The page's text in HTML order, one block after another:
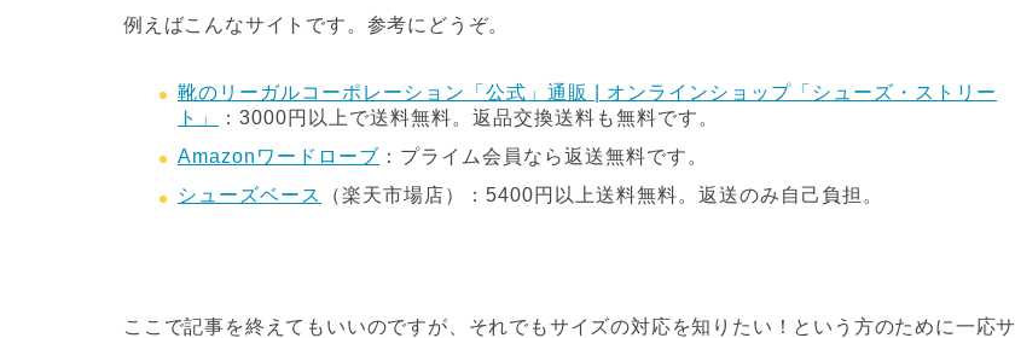
例えばこんなサイトです。参考にどうぞ。
靴のリーガルコーポレーション「公式」通販 | オンラインショップ「シューズ・ストリー
ト」
：3000円以上で送料無料。返品交換送料も無料です。
Amazonワードローブ ：プライム会員なら返送無料です。
シューズベース
（楽天市場店）：5400円以上送料無料。返送のみ自己負担。
ここで記事を終えてもいいのですが、それでもサイズの対応を知りたい！という方のために一応サ